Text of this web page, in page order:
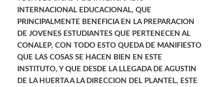
INTERNACIONAL EDUCACIONAL, QUE
PRINCIPALMENTE BENEFICIA EN LA PREPARACION
DE JOVENES ESTUDIANTES QUE PERTENECEN AL
CONALEP, CON TODO ESTO QUEDA DE MANIFIESTO
QUE LAS COSAS SE HACEN BIEN EN ESTE
INSTITUTO, Y QUE DESDE LA LLEGADA DE AGUSTIN
DE LA HUERTA A LA DIRECCION DEL PLANTEL, ESTE